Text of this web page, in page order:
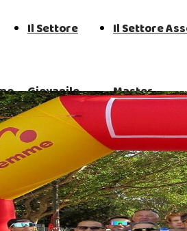
Il Settore
Giovanile
Il Settore
Master